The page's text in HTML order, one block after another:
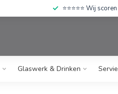
⭐⭐⭐⭐⭐ Wij
Glaswerk & Drinken